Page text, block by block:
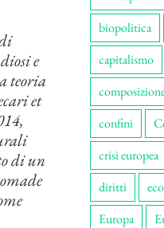
e
teoria
et
di un
biopolitica
capitalismo
confini
crisi europea
diritti
Europa